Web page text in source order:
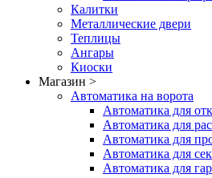
Калитки
Металлические двери
Теплицы
Ангары
Киоски
Магазин >
Автоматика на ворота
Автоматика для
Автоматика для
Автоматика для
Автоматика для
Автоматика для